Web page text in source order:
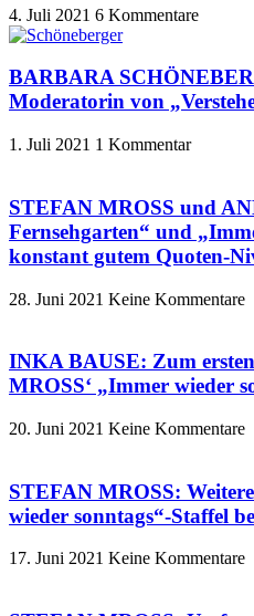
4. Juli 2021 6 Kommentare
BARBARA
Moderatorin von
1. Juli 2021 1 Kommentar
STEFAN MROSS und
Fernsehgarten“ und
konstant gutem Quoten-
28. Juni 2021 Keine Kommentare
INKA BAUSE: Zum
MROSS‘ „Immer wieder
20. Juni 2021 Keine Kommentare
STEFAN MROSS:
wieder sonntags“-Staffel
17. Juni 2021 Keine Kommentare